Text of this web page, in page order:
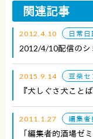
関連記事
2012.4.10 日常日
2012/4/10配信の
2015.9.14 豆柴セ
『犬しぐさ犬こと
2011.1.27 編集者
「編集者的酒場ゼ